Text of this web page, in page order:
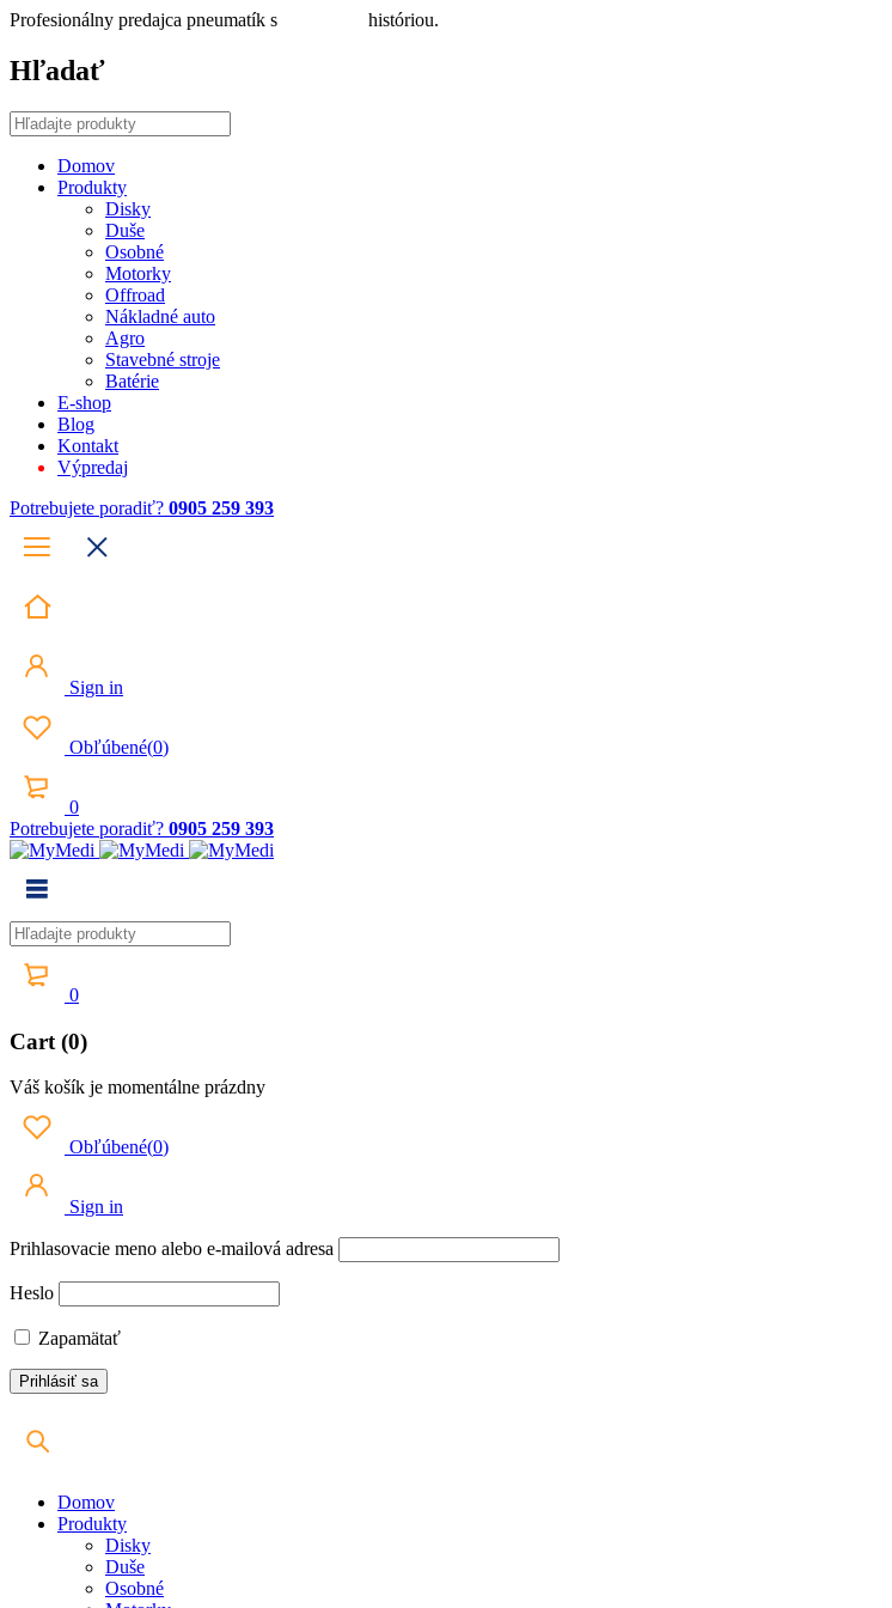
Profesionálny predajca pneumatík s históriou.
Hľadať
Domov
Produkty
Disky
Duše
Osobné
Motorky
Offroad
Nákladné auto
Agro
Stavebné stroje
Batérie
E-shop
Blog
Kontakt
Výpredaj
Potrebujete poradiť? 0905 259 393
Sign in
Obľúbené(0)
0
Potrebujete poradiť? 0905 259 393
0
Cart (0)
Váš košík je momentálne prázdny
Obľúbené(0)
Sign in
Prihlasovacie meno alebo e-mailová adresa
Heslo
Zapamätať
Domov
Produkty
Disky
Duše
Osobné